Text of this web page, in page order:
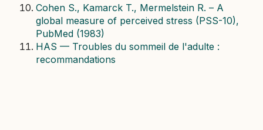
Cohen S., Kamarck T., Mermelstein R. – A
global measure of perceived stress (PSS-10),
PubMed (1983)
HAS — Troubles du sommeil de l'adulte :
recommandations